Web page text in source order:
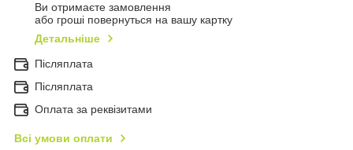
Ви отримаєте замовлення
або гроші повернуться на вашу картку
Детальніше
Післяплата
Пiсляплата
Оплата за реквізитами
Всі умови оплати